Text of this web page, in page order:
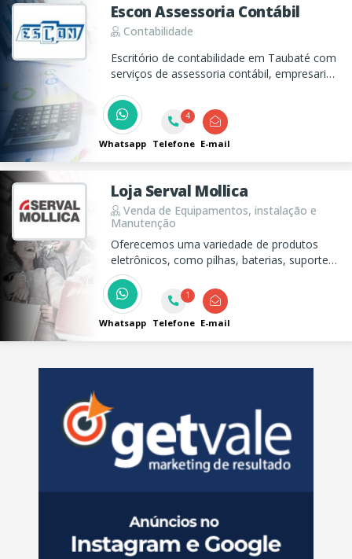
Escon Assessoria Contábil
Contabilidade
Escritório de contabilidade em Taubaté com
serviços de assessoria contábil, empresarial
conheça nosso escritório!
Whatsapp
4
Telefone E-mail
Loja Serval Mollica
Venda de Equipamentos, instalação e
Manutenção
Oferecemos uma variedade de produtos
eletrônicos, como pilhas, baterias, suportes
para TV e câmeras de segurança. Também
realizamos instalação e manutenção de
antenas e sistemas de segurança. Venha nos
visitar!
Whatsapp
1
Telefone E-mail